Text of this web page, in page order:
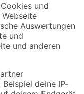
mehr verpassen!